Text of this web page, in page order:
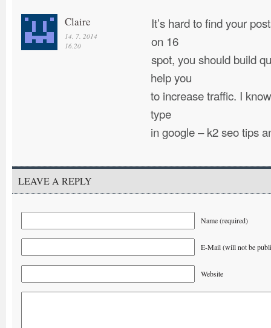
Claire
14. 7. 2014
16.20
It’s hard to find your
on 16
spot, you should build
help you
to increase traffic. I
type
in google – k2 seo tips
LEAVE A REPLY
Name (required)
E-Mail (will not be
Website